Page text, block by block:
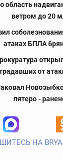
область
ветром до 20
атаках БПЛА
от
пятеро -
НА